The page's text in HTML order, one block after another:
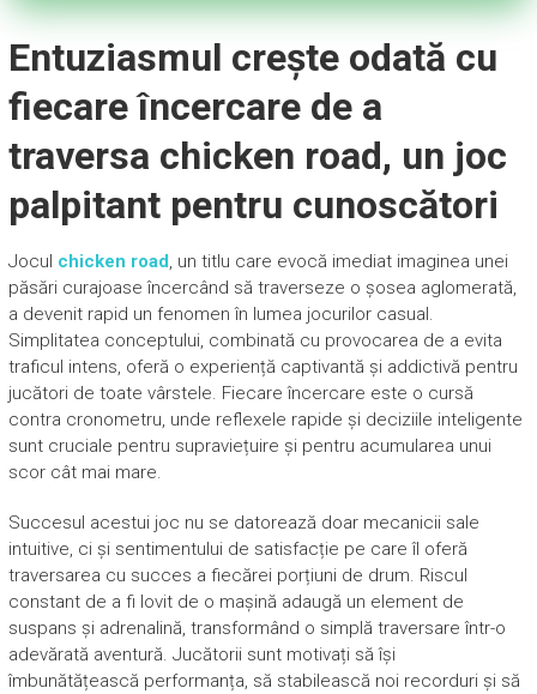
Entuziasmul crește odată cu
fiecare încercare de a
traversa chicken road, un joc
palpitant pentru cunoscători
Jocul chicken road, un titlu care evocă imediat imaginea unei
păsări curajoase încercând să traverseze o șosea aglomerată,
a devenit rapid un fenomen în lumea jocurilor casual.
Simplitatea conceptului, combinată cu provocarea de a evita
traficul intens, oferă o experiență captivantă și addictivă pentru
jucători de toate vârstele. Fiecare încercare este o cursă
contra cronometru, unde reflexele rapide și deciziile inteligente
sunt cruciale pentru supraviețuire și pentru acumularea unui
scor cât mai mare.
Succesul acestui joc nu se datorează doar mecanicii sale
intuitive, ci și sentimentului de satisfacție pe care îl oferă
traversarea cu succes a fiecărei porțiuni de drum. Riscul
constant de a fi lovit de o mașină adaugă un element de
suspans și adrenalină, transformând o simplă traversare într-o
adevărată aventură. Jucătorii sunt motivați să își
îmbunătățească performanța, să stabilească noi recorduri și să